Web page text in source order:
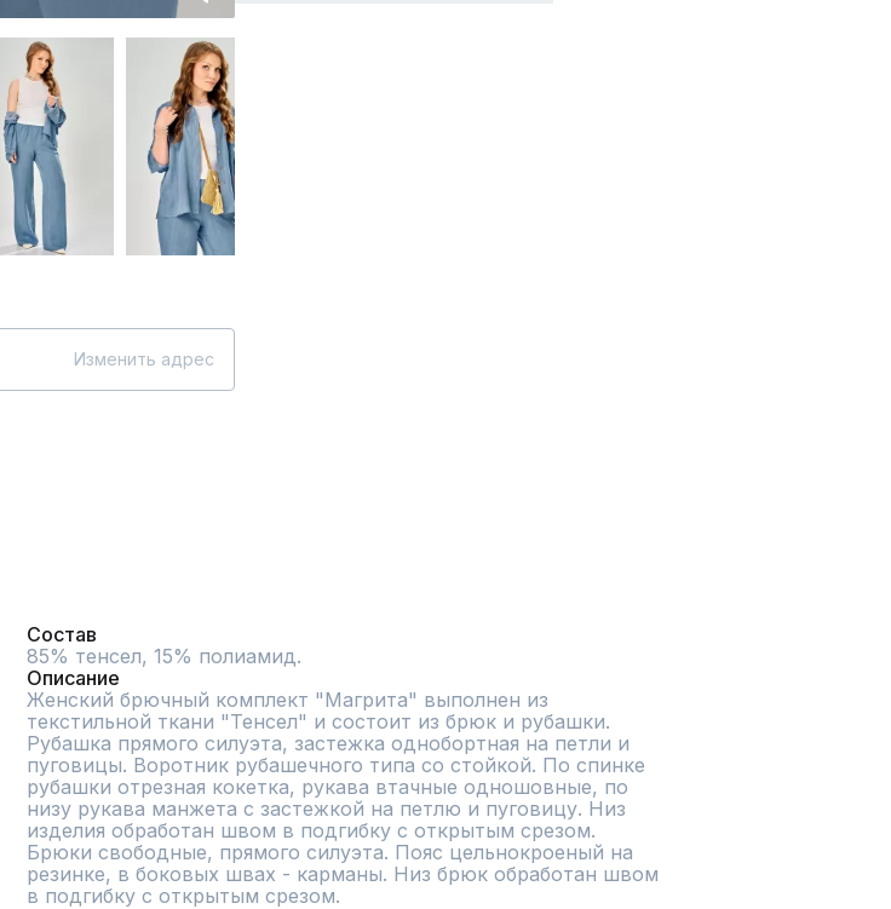
Изменить адрес
Состав
85% тенсел, 15% полиамид.
Описание
Женский брючный комплект "Магрита" выполнен из
текстильной ткани "Тенсел" и состоит из брюк и рубашки.
Рубашка прямого силуэта, застежка однобортная на петли и
пуговицы. Воротник рубашечного типа со стойкой. По спинке
рубашки отрезная кокетка, рукава втачные одношовные, по
низу рукава манжета с застежкой на петлю и пуговицу. Низ
изделия обработан швом в подгибку с открытым срезом.
Брюки свободные, прямого силуэта. Пояс цельнокроеный на
резинке, в боковых швах - карманы. Низ брюк обработан швом
в подгибку с открытым срезом.